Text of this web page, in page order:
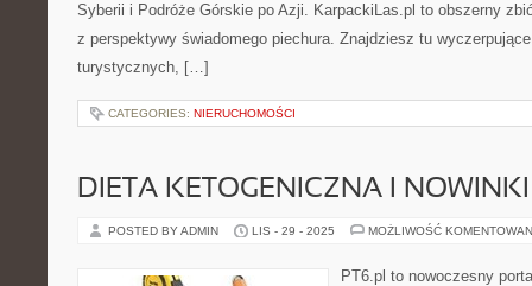
Syberii i Podróże Górskie po Azji. KarpackiLas.pl to obszerny
z perspektywy świadomego piechura. Znajdziesz tu
turystycznych, […]
CATEGORIES: NIERUCHOMOŚCI
DIETA KETOGENICZNA I
POSTED BY ADMIN LIS - 29 - 2025 MOŻLIWOŚĆ
PT6.pl to nowoczesny